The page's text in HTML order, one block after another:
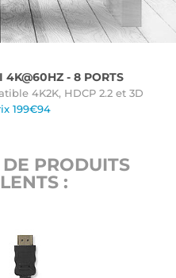
4K@60HZ - 8 PORTS
4K2K, HDCP 2.2 et 3D
199€94
PRODUITS
: